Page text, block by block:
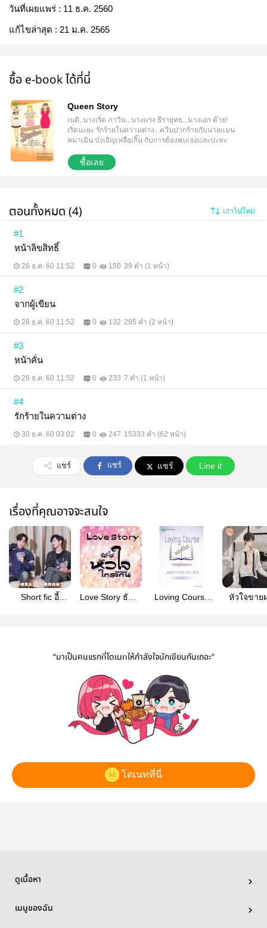
วันที่เผยแพร่ : 11 ธ.ค. 2560
แก้ไขล่าสุด : 21 ม.ค. 2565
ซื้อ e-book ได้ที่นี่
Queen Story
เนติ..นางเริ่ด ภาวิน...นางแรง ธีรายุทธ...นางเอก ต๊าย!
เริ่ดนะยะ รักร้ายในความต่าง...ควีนปากร้ายกับนายแมน
หมาเมิน บังเอิญเหลือเกิ๊น กับการต้องพบเจอและปะทะ
คิด การยอมรับผิดง่ายๆ ไม่มีซะล่ะ อินเลิฟ
คริสต์มาส...ควีนอันธพาลกับการโดนย้อนศร ก่อกวนใคร
ซื้อเลย
ตอนทั้งหมด (4) เก่าไปใหม่
#1
หน้าลิขสิทธิ์
26 ธ.ค. 60 11:52 0 150 39 คำ (1 หน้า)
#2
จากผู้เขียน
26 ธ.ค. 60 11:52 0 132 295 คำ (2 หน้า)
#3
หน้าคั่น
26 ธ.ค. 60 11:52 0 233 7 คำ (1 หน้า)
#4
รักร้ายในความต่าง
30 ธ.ค. 60 03:02 0 247 15333 คำ (62 หน้า)
แชร์ แชร์ แชร์ Line it
เรื่องที่คุณอาจจะสนใจ
Short fic อี้
Love Story ธันว์-
Loving Course
หัวใจขาย
“มาเป็นคนแรกที่โดเนทให้กำลังใจนักเขียนกันเถอะ”
โดเนทที่นี่
ดูเนื้อหา
เมนูของฉัน